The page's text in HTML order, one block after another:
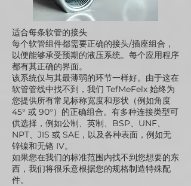
适合每条软管的接头
每个软管组件都需要正确的接头/插座组合，
以便能够承受预期的液压系统。每个应用程序
都有其正确的界面。
该系统仅与其最薄弱的环节一样好。由于这在
软管管线中找不到，我们 TefMeFelx 始终为
您提供所有常见标称宽度和形状（例如角度
45° 或 90°）的正确组合。有多种连接类型可
供选择，例如公制、英制、BSP、UNF、
NPT、JIS 或 SAE，以及各种表面，例如无
锌镍和无铬 IV。
如果您在我们的标准范围内找不到您想要的东
西，我们将很乐意根据您的规格制造特殊配
件。